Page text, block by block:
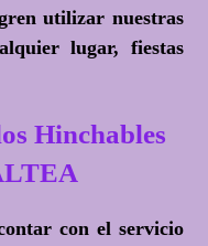
utilizar nuestras
lugar, fiestas
Hinchables
con el servicio